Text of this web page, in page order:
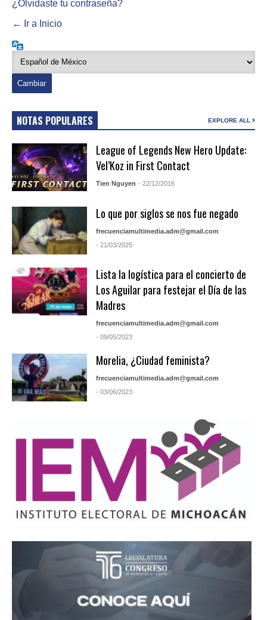
¿Olvidaste tu contraseña?
← Ir a Inicio
NOTAS POPULARES EXPLORE ALL
League of Legends New Hero Update:
Vel’Koz in First Contact
Tien Nguyen - 22/12/2016
Lo que por siglos se nos fue negado
frecuenciamultimedia.adm@gmail.com
- 21/03/2025
Lista la logística para el concierto de
Los Aguilar para festejar el Día de las
Madres
frecuenciamultimedia.adm@gmail.com
- 09/05/2023
Morelia, ¿Ciudad feminista?
frecuenciamultimedia.adm@gmail.com
- 03/06/2023